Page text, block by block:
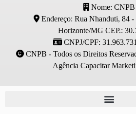
Nome: CNPB
Endereço: Rua Nhanduti, 84 -
Horizonte/MG CEP.:
CNPJ/CPF:
CNPB - Todos os Direitos
Agência Capacitar